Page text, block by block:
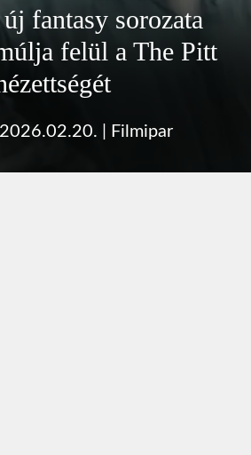
fantasy sorozata
felül a The Pitt
2026.02.20. Filmipar